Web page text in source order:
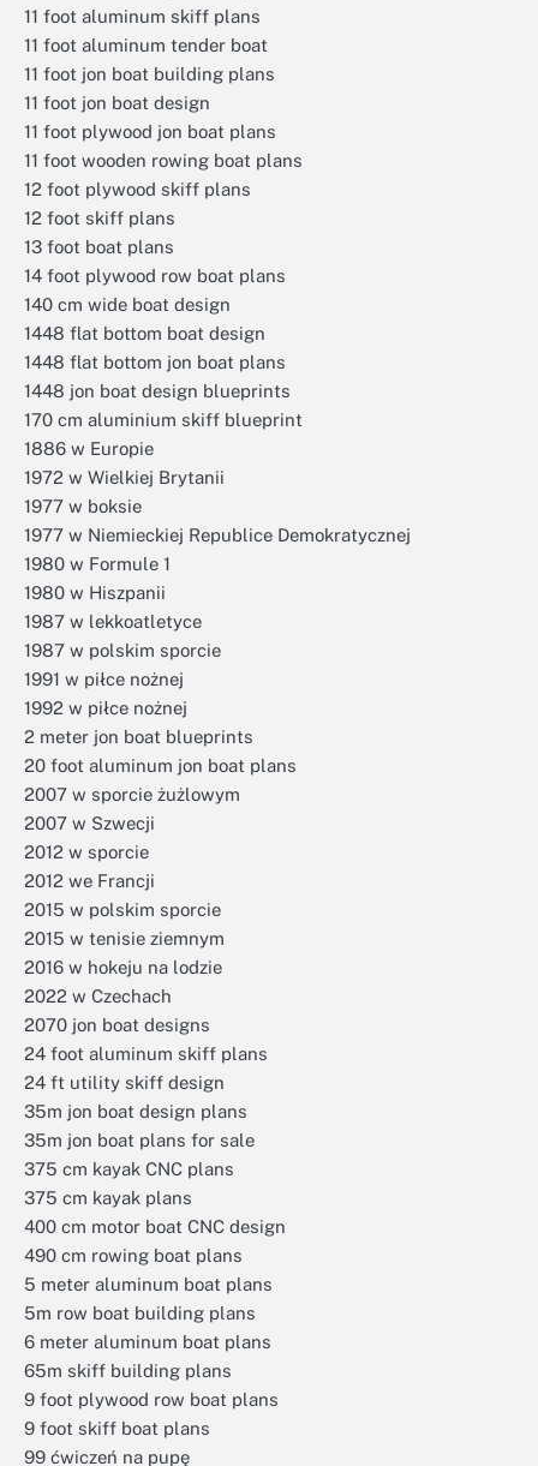
11 foot aluminum skiff plans
11 foot aluminum tender boat
11 foot jon boat building plans
11 foot jon boat design
11 foot plywood jon boat plans
11 foot wooden rowing boat plans
12 foot plywood skiff plans
12 foot skiff plans
13 foot boat plans
14 foot plywood row boat plans
140 cm wide boat design
1448 flat bottom boat design
1448 flat bottom jon boat plans
1448 jon boat design blueprints
170 cm aluminium skiff blueprint
1886 w Europie
1972 w Wielkiej Brytanii
1977 w boksie
1977 w Niemieckiej Republice Demokratycznej
1980 w Formule 1
1980 w Hiszpanii
1987 w lekkoatletyce
1987 w polskim sporcie
1991 w piłce nożnej
1992 w piłce nożnej
2 meter jon boat blueprints
20 foot aluminum jon boat plans
2007 w sporcie żużlowym
2007 w Szwecji
2012 w sporcie
2012 we Francji
2015 w polskim sporcie
2015 w tenisie ziemnym
2016 w hokeju na lodzie
2022 w Czechach
2070 jon boat designs
24 foot aluminum skiff plans
24 ft utility skiff design
35m jon boat design plans
35m jon boat plans for sale
375 cm kayak CNC plans
375 cm kayak plans
400 cm motor boat CNC design
490 cm rowing boat plans
5 meter aluminum boat plans
5m row boat building plans
6 meter aluminum boat plans
65m skiff building plans
9 foot plywood row boat plans
9 foot skiff boat plans
99 ćwiczeń na pupę